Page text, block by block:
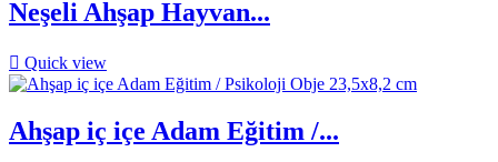
Neşeli Ahşap Hayvan...
 Quick view
Ahşap iç içe Adam Eğitim /...